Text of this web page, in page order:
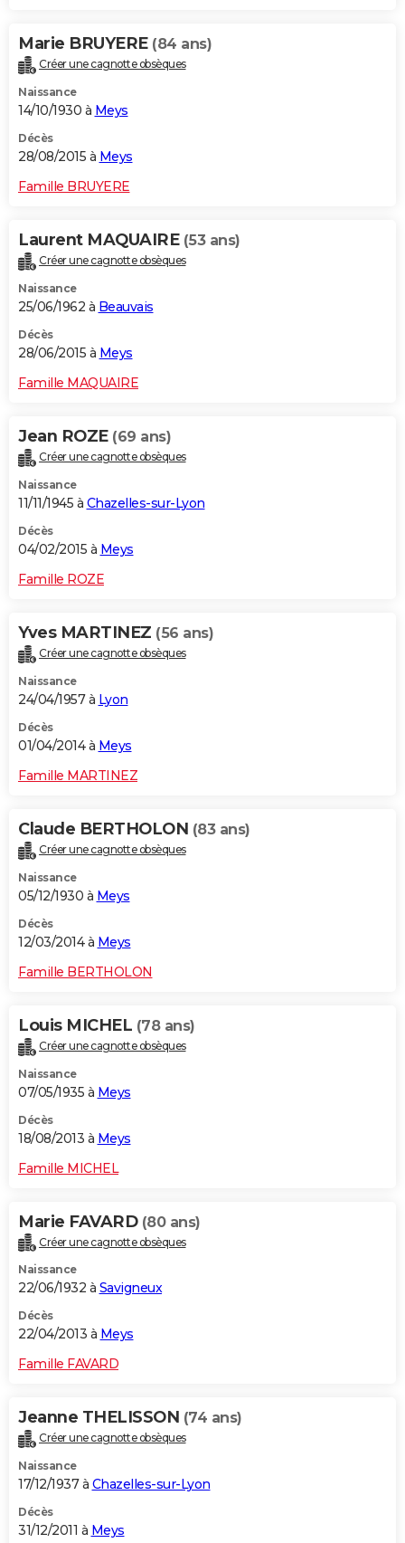
Marie BRUYERE (84 ans)
Créer une cagnotte obsèques
Naissance
14/10/1930 à Meys
Décès
28/08/2015 à Meys
Famille BRUYERE
Laurent MAQUAIRE (53 ans)
Créer une cagnotte obsèques
Naissance
25/06/1962 à Beauvais
Décès
28/06/2015 à Meys
Famille MAQUAIRE
Jean ROZE (69 ans)
Créer une cagnotte obsèques
Naissance
11/11/1945 à Chazelles-sur-Lyon
Décès
04/02/2015 à Meys
Famille ROZE
Yves MARTINEZ (56 ans)
Créer une cagnotte obsèques
Naissance
24/04/1957 à Lyon
Décès
01/04/2014 à Meys
Famille MARTINEZ
Claude BERTHOLON (83 ans)
Créer une cagnotte obsèques
Naissance
05/12/1930 à Meys
Décès
12/03/2014 à Meys
Famille BERTHOLON
Louis MICHEL (78 ans)
Créer une cagnotte obsèques
Naissance
07/05/1935 à Meys
Décès
18/08/2013 à Meys
Famille MICHEL
Marie FAVARD (80 ans)
Créer une cagnotte obsèques
Naissance
22/06/1932 à Savigneux
Décès
22/04/2013 à Meys
Famille FAVARD
Jeanne THELISSON (74 ans)
Créer une cagnotte obsèques
Naissance
17/12/1937 à Chazelles-sur-Lyon
Décès
31/12/2011 à Meys